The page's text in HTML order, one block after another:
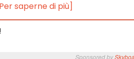
saperne di più]